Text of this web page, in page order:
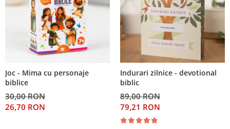
Joc - Mima cu personaje
biblice
30,00 RON
26,70 RON
Indurari zilnice - devotional
biblic
89,00 RON
79,21 RON